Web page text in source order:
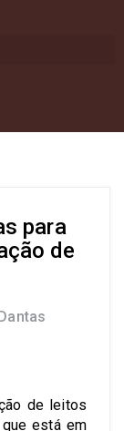
para
de
de leitos
está em